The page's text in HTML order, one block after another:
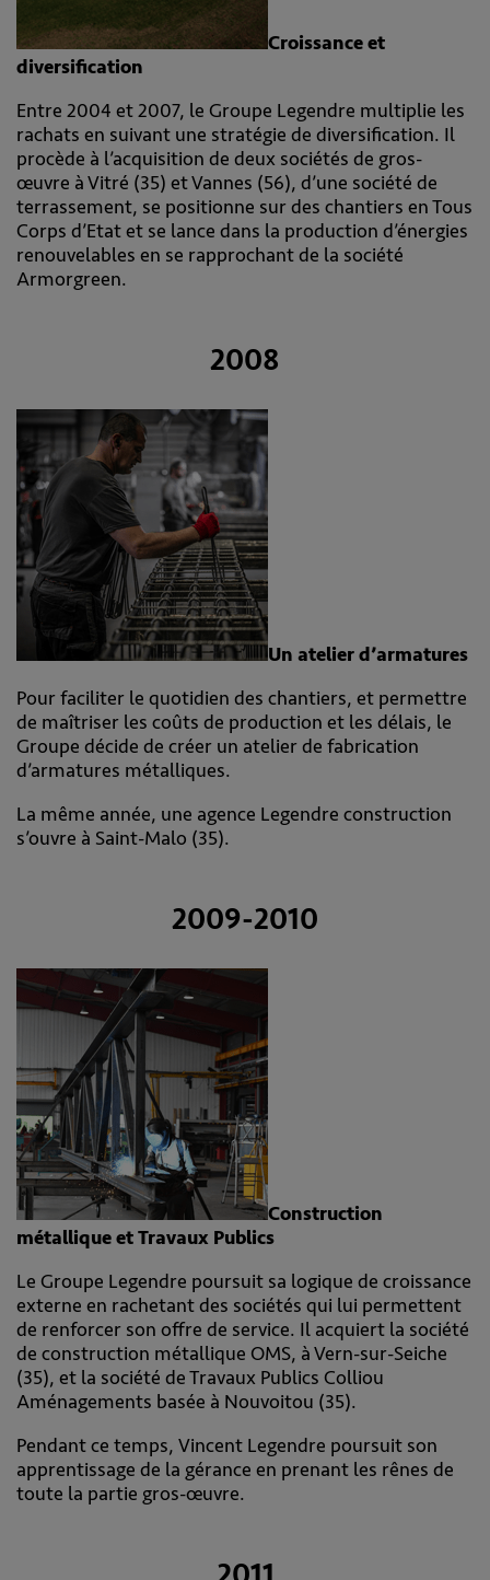
Croissance et
diversification
Entre 2004 et 2007, le Groupe Legendre multiplie les
rachats en suivant une stratégie de diversification. Il
procède à l’acquisition de deux sociétés de gros-
œuvre à Vitré (35) et Vannes (56), d’une société de
terrassement, se positionne sur des chantiers en Tous
Corps d’Etat et se lance dans la production d’énergies
renouvelables en se rapprochant de la société
Armorgreen.
2008
Un atelier d’armatures
Pour faciliter le quotidien des chantiers, et permettre
de maîtriser les coûts de production et les délais, le
Groupe décide de créer un atelier de fabrication
d’armatures métalliques.
La même année, une agence Legendre construction
s’ouvre à Saint-Malo (35).
2009-2010
Construction
métallique et Travaux Publics
Le Groupe Legendre poursuit sa logique de croissance
externe en rachetant des sociétés qui lui permettent
de renforcer son offre de service. Il acquiert la société
de construction métallique OMS, à Vern-sur-Seiche
(35), et la société de Travaux Publics Colliou
Aménagements basée à Nouvoitou (35).
Pendant ce temps, Vincent Legendre poursuit son
apprentissage de la gérance en prenant les rênes de
toute la partie gros-œuvre.